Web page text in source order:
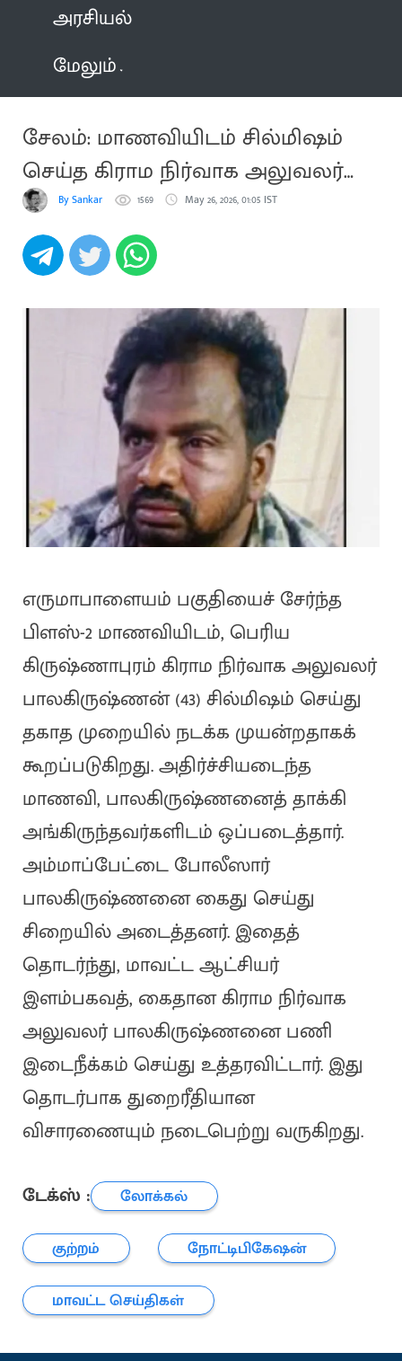
அரசியல்
மேலும்
சேலம்: மாணவியிடம் சில்மிஷம்
செய்த கிராம நிர்வாக அலுவலர்
சஸ்பெண்ட்
By Sankar 1569 May 26, 2026, 01:05 IST
எருமாபாளையம் பகுதியைச் சேர்ந்த
பிளஸ்-2 மாணவியிடம், பெரிய
கிருஷ்ணாபுரம் கிராம நிர்வாக அலுவலர்
பாலகிருஷ்ணன் (43) சில்மிஷம் செய்து
தகாத முறையில் நடக்க முயன்றதாகக்
கூறப்படுகிறது. அதிர்ச்சியடைந்த
மாணவி, பாலகிருஷ்ணனைத் தாக்கி
அங்கிருந்தவர்களிடம் ஒப்படைத்தார்.
அம்மாப்பேட்டை போலீஸார்
பாலகிருஷ்ணனை கைது செய்து
சிறையில் அடைத்தனர். இதைத்
தொடர்ந்து, மாவட்ட ஆட்சியர்
இளம்பகவத், கைதான கிராம நிர்வாக
அலுவலர் பாலகிருஷ்ணனை பணி
இடைநீக்கம் செய்து உத்தரவிட்டார். இது
தொடர்பாக துறைரீதியான
விசாரணையும் நடைபெற்று வருகிறது.
டேக்ஸ் :
லோக்கல்
குற்றம்
நோட்டிபிகேஷன்
மாவட்ட செய்திகள்